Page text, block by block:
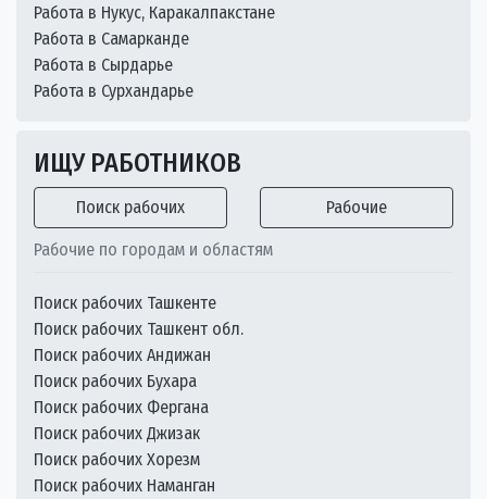
Работа в Нукус, Каракалпакстане
Работа в Самарканде
Работа в Сырдарье
Работа в Сурхандарье
ИЩУ РАБОТНИКОВ
Поиск рабочих Рабочие
Рабочие по городам и областям
Поиск рабочих Ташкенте
Поиск рабочих Ташкент обл.
Поиск рабочих Андижан
Поиск рабочих Бухара
Поиск рабочих Фергана
Поиск рабочих Джизак
Поиск рабочих Хорезм
Поиск рабочих Наманган